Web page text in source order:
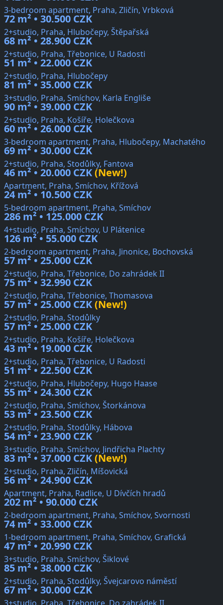
3-bedroom apartment, Praha, Zličín, Vrbková
72 m² • 30.500 CZK
2+studio, Praha, Hlubočepy, Štěpařská
68 m² • 28.900 CZK
2+studio, Praha, Třebonice, U Radosti
51 m² • 22.000 CZK
2+studio, Praha, Hlubočepy
81 m² • 35.000 CZK
3+studio, Praha, Smíchov, Karla Engliše
90 m² • 39.000 CZK
2+studio, Praha, Košíře, Holečkova
60 m² • 26.000 CZK
3-bedroom apartment, Praha, Hlubočepy, Machatého
69 m² • 30.000 CZK
2+studio, Praha, Stodůlky, Fantova
46 m² • 20.000 CZK(New!)
Apartment, Praha, Smíchov, Křížová
24 m² • 10.500 CZK
5-bedroom apartment, Praha, Smíchov
286 m² • 125.000 CZK
4+studio, Praha, Smíchov, U Plátenice
126 m² • 55.000 CZK
2-bedroom apartment, Praha, Jinonice, Bochovská
57 m² • 25.000 CZK
2+studio, Praha, Třebonice, Do zahrádek II
75 m² • 32.990 CZK
2+studio, Praha, Třebonice, Thomasova
57 m² • 25.000 CZK(New!)
2+studio, Praha, Stodůlky
57 m² • 25.000 CZK
2+studio, Praha, Košíře, Holečkova
43 m² • 19.000 CZK
2+studio, Praha, Třebonice, U Radosti
51 m² • 22.500 CZK
2+studio, Praha, Hlubočepy, Hugo Haase
55 m² • 24.300 CZK
2+studio, Praha, Smíchov, Štorkánova
53 m² • 23.500 CZK
2+studio, Praha, Stodůlky, Hábova
54 m² • 23.900 CZK
3+studio, Praha, Smíchov, Jindřicha Plachty
83 m² • 37.000 CZK(New!)
2+studio, Praha, Zličín, Míšovická
56 m² • 24.900 CZK
Apartment, Praha, Radlice, U Dívčích hradů
202 m² • 90.000 CZK
2-bedroom apartment, Praha, Smíchov, Svornosti
74 m² • 33.000 CZK
1-bedroom apartment, Praha, Smíchov, Grafická
47 m² • 20.990 CZK
3+studio, Praha, Smíchov, Šiklové
85 m² • 38.000 CZK
2+studio, Praha, Stodůlky, Švejcarovo náměstí
67 m² • 30.000 CZK